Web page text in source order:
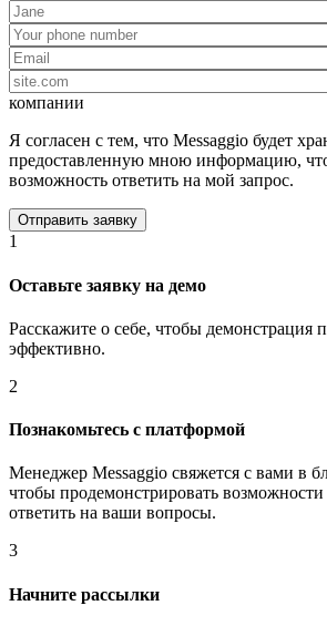
компании
Я согласен с тем, что Messaggio будет
предоставленную мною информацию,
возможность ответить на мой запрос.
1
Оставьте заявку на демо
Расскажите о себе, чтобы демонстрация
эффективно.
2
Познакомьтесь с платформой
Менеджер Messaggio свяжется с вами в
чтобы продемонстрировать возможности
ответить на ваши вопросы.
3
Начните рассылки